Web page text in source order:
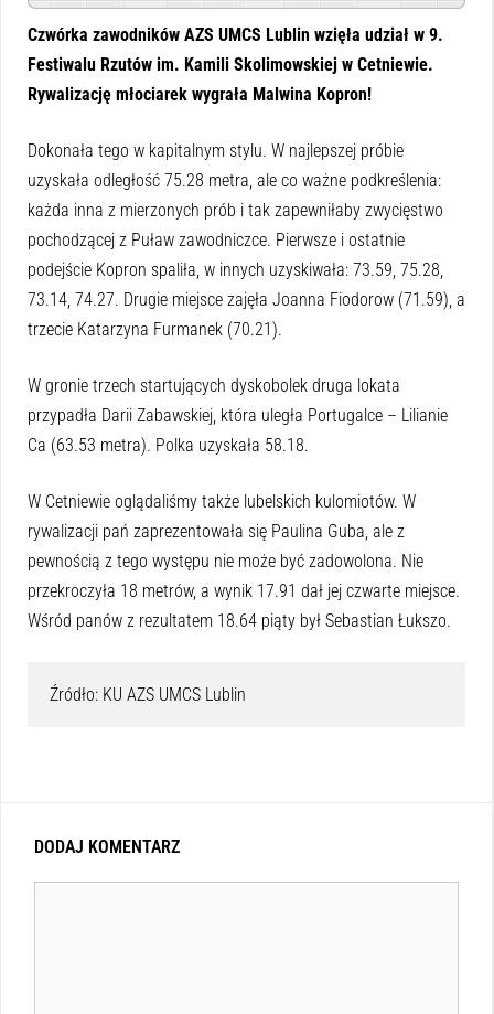
Czwórka zawodników AZS UMCS Lublin wzięła udział w 9.
Festiwalu Rzutów im. Kamili Skolimowskiej w Cetniewie.
Rywalizację młociarek wygrała Malwina Kopron!
Dokonała tego w kapitalnym stylu. W najlepszej próbie
uzyskała odległość 75.28 metra, ale co ważne podkreślenia:
każda inna z mierzonych prób i tak zapewniłaby zwycięstwo
pochodzącej z Puław zawodniczce. Pierwsze i ostatnie
podejście Kopron spaliła, w innych uzyskiwała: 73.59, 75.28,
73.14, 74.27. Drugie miejsce zajęła Joanna Fiodorow (71.59), a
trzecie Katarzyna Furmanek (70.21).
W gronie trzech startujących dyskobolek druga lokata
przypadła Darii Zabawskiej, która uległa Portugalce – Lilianie
Ca (63.53 metra). Polka uzyskała 58.18.
W Cetniewie oglądaliśmy także lubelskich kulomiotów. W
rywalizacji pań zaprezentowała się Paulina Guba, ale z
pewnością z tego występu nie może być zadowolona. Nie
przekroczyła 18 metrów, a wynik 17.91 dał jej czwarte miejsce.
Wśród panów z rezultatem 18.64 piąty był Sebastian Łukszo.
Źródło: KU AZS UMCS Lublin
DODAJ KOMENTARZ